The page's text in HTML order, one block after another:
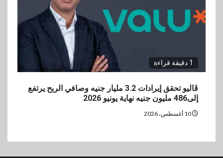
1 دقيقة قراءة
ڤاليو تحقق إيرادات 3.2 مليار جنيه وصافي الربح يرتفع
إلى486 مليون جنيه نهاية يونيو 2026